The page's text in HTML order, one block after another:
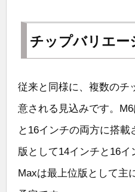
チップバリエー
従来と同様に、複数のチ
意される見込みです。
と16インチの両方に搭載
版として14インチと16
Maxは最上位版として主